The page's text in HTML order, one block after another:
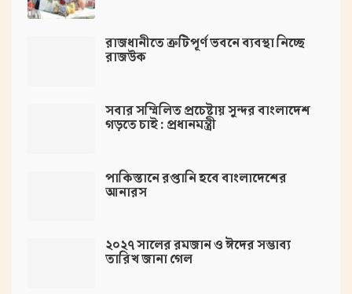
রাজধানীতে ত্রুটিপূর্ণ ভবনে ব্যবস্থা নিচ্ছে
রাজউক
সবার সম্মিলিত প্রচেষ্টায় সুন্দর বাংলাদেশ
গড়তে চাই : প্রধানমন্ত্রী
পাকিস্তানে রপ্তানি হবে বাংলাদেশের
আনারস
২০২৭ সালের রমজান ও ঈদের সম্ভাব্য
তারিখ জানা গেল